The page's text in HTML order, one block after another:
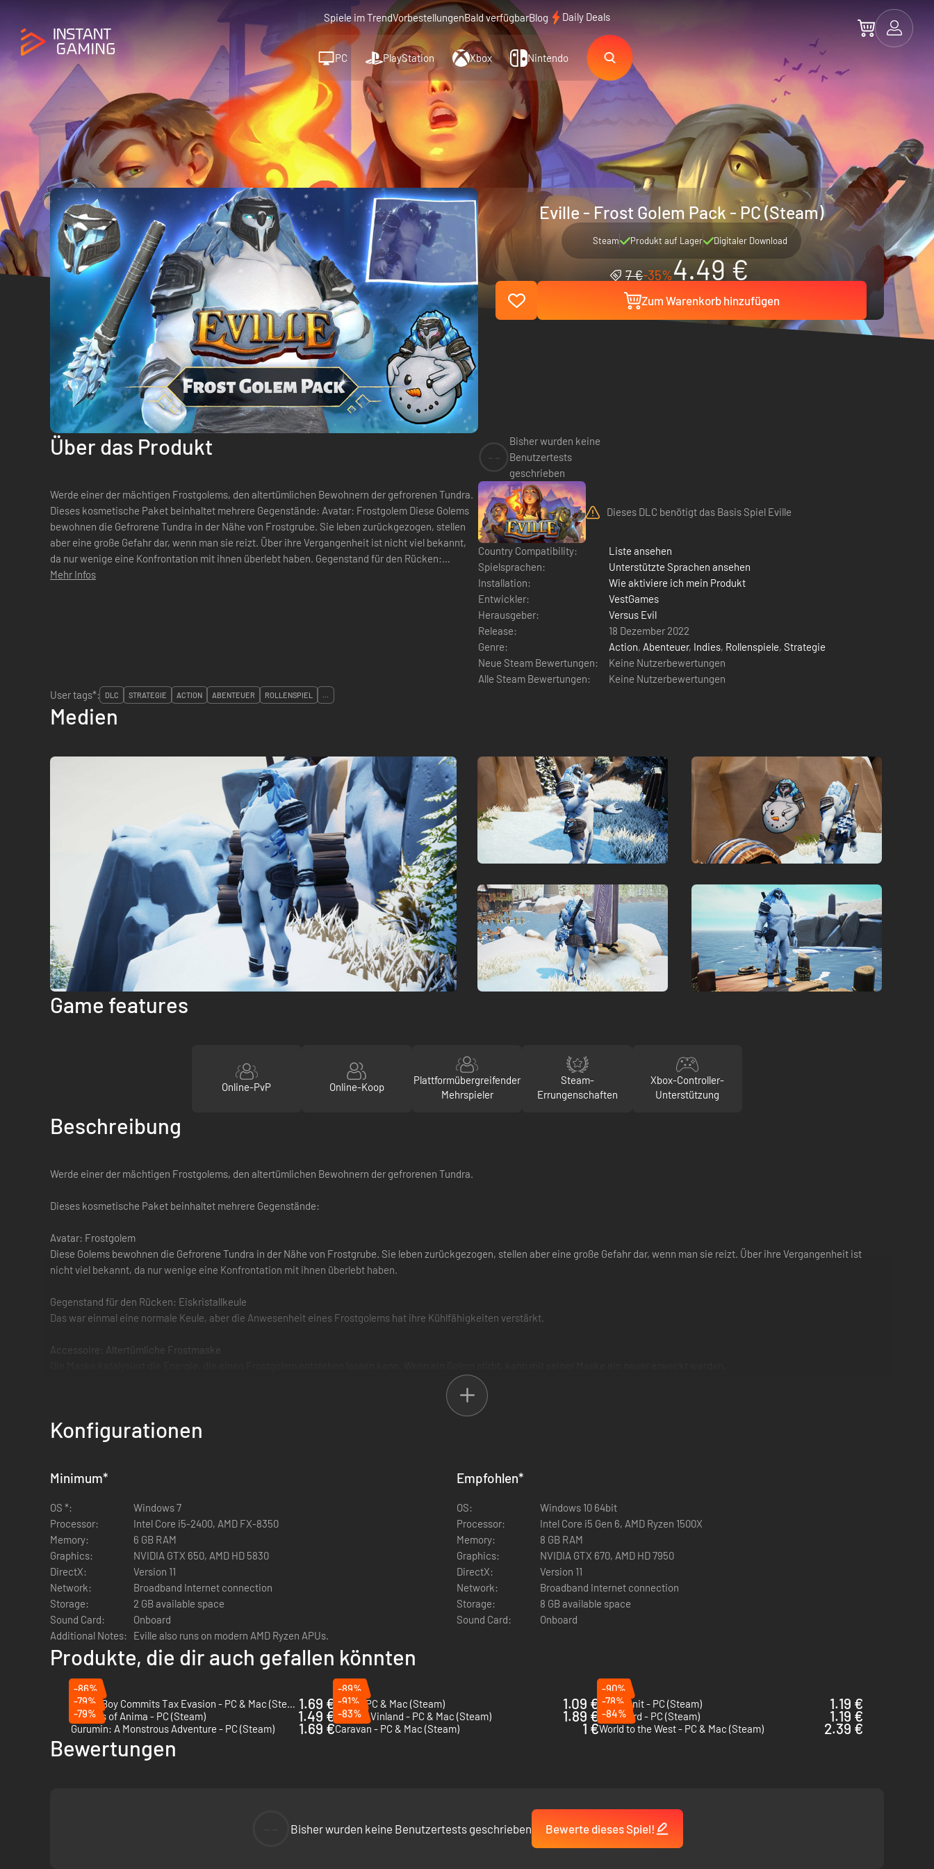
Spiele im TrendVorbestellungenBald verfügbarBlog Daily Deals
PC PlayStation Xbox Nintendo
Eville - Frost Golem Pack - PC (Steam)
Steam Produkt auf Lager Digitaler Download
7 €-35%4.49 €
Zum Warenkorb hinzufügen
Über das Produkt
Werde einer der mächtigen Frostgolems, den altertümlichen Bewohnern der gefrorenen Tundra.
Dieses kosmetische Paket beinhaltet mehrere Gegenstände: Avatar: Frostgolem Diese Golems
bewohnen die Gefrorene Tundra in der Nähe von Frostgrube. Sie leben zurückgezogen, stellen
aber eine große Gefahr dar, wenn man sie reizt. Über ihre Vergangenheit ist nicht viel bekannt,
da nur wenige eine Konfrontation mit ihnen überlebt haben. Gegenstand für den Rücken:
Eiskristallkeule Das war einmal ei...
Mehr Infos
Bisher wurden keine
Benutzertests
geschrieben
Dieses DLC benötigt das Basis Spiel Eville
Country Compatibility:
Liste ansehen
Spielsprachen:
Unterstützte Sprachen ansehen
Installation:
Wie aktiviere ich mein Produkt
Entwickler:
VestGames
Herausgeber:
Versus Evil
Release:
18 Dezember 2022
Genre:
Action, Abenteuer, Indies, Rollenspiele, Strategie
Neue Steam Bewertungen:
Keine Nutzerbewertungen
Alle Steam Bewertungen:
Keine Nutzerbewertungen
User tags*:
DLC STRATEGIE ACTION ABENTEUER ROLLENSPIEL ...
Medien
Game features
Online-PvP Online-Koop
Plattformübergreifender
Mehrspieler
Steam-
Errungenschaften
Xbox-Controller-
Unterstützung
Beschreibung
Werde einer der mächtigen Frostgolems, den altertümlichen Bewohnern der gefrorenen Tundra.
Dieses kosmetische Paket beinhaltet mehrere Gegenstände:
Avatar: Frostgolem
Diese Golems bewohnen die Gefrorene Tundra in der Nähe von Frostgrube. Sie leben zurückgezogen, stellen aber eine große Gefahr dar, wenn man sie reizt. Über ihre Vergangenheit ist
nicht viel bekannt, da nur wenige eine Konfrontation mit ihnen überlebt haben.
Gegenstand für den Rücken: Eiskristallkeule
Das war einmal eine normale Keule, aber die Anwesenheit eines Frostgolems hat ihre Kühlfähigkeiten verstärkt.
Accessoire: Altertümliche Frostmaske
Ladebildschirm: Frostgolem
Konfigurationen
Minimum*
OS *:
Windows 7
Processor:
Intel Core i5-2400, AMD FX-8350
Memory:
6 GB RAM
Graphics:
NVIDIA GTX 650, AMD HD 5830
DirectX:
Version 11
Network:
Broadband Internet connection
Storage:
2 GB available space
Sound Card:
Onboard
Additional Notes:
Eville also runs on modern AMD Ryzen APUs.
Empfohlen*
OS:
Windows 10 64bit
Processor:
Intel Core i5 Gen 6, AMD Ryzen 1500X
Memory:
8 GB RAM
Graphics:
NVIDIA GTX 670, AMD HD 7950
DirectX:
Version 11
Network:
Broadband Internet connection
Storage:
8 GB available space
Sound Card:
Onboard
Produkte, die dir auch gefallen könnten
-86%
Turnip Boy Commits Tax Evasion - PC & Mac (Steam) 1.69 €
-89%
Minit - PC & Mac (Steam)
1.09 €
-90%
Metal Unit - PC (Steam)
1.19 €
-79%
Masters of Anima - PC (Steam)
1.49 €
-91%
Dead In Vinland - PC & Mac (Steam)
1.89 €
-78%
Anuchard - PC (Steam)
1.19 €
-79%
Gurumin: A Monstrous Adventure - PC (Steam)
1.69 €
-83%
Caravan - PC & Mac (Steam)
1 €
-84%
World to the West - PC & Mac (Steam)
2.39 €
Bewertungen
Bisher wurden keine Benutzertests geschrieben Bewerte dieses Spiel!